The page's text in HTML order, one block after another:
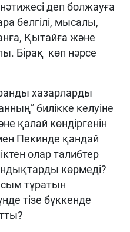
деп болжауға
белгілі, мысалы,
Қытайға және
Бірақ көп нәрсе
хазарларды
билікке келуіне
қалай көндіргенін
Пекинде қандай
олар талибтер
көрмеді?
тұратын
тізе бүккенде